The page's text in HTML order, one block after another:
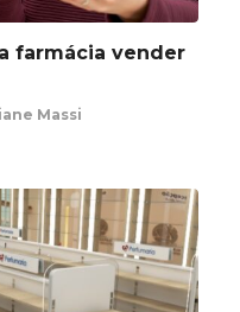
farmácia vender
Massi